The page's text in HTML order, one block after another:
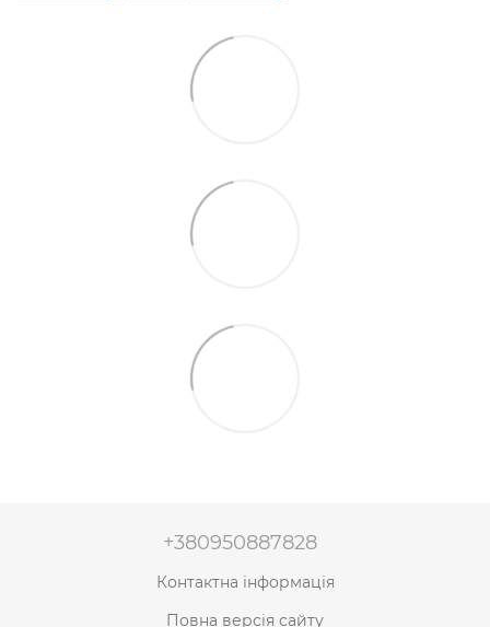
+380950887828
Контактна інформація
Повна версія сайту